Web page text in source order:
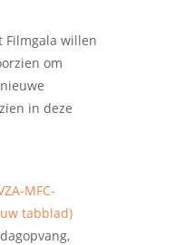
Filmgala willen
om
in deze
MFC-
tabblad)